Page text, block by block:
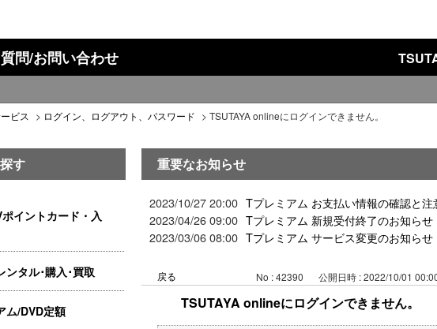
問/お問い合わせ
ビス > ログイン、ログアウト、パスワード > TSUTAYA onlineにログインできません。
す
イントカード・入
ンタル･購入･買取
ム/DVD定額
重要なお知らせ
2023/10/27 20:00 Tプレミアム お支払い情報の確認と
2023/04/26 09:00 Tプレミアム 新規受付終了のお知らせ
2023/03/06 08:00 Tプレミアム サービス変更のお知らせ
戻る No : 42390 公開日時 : 2022/10/01
TSUTAYA onlineにログインできません。